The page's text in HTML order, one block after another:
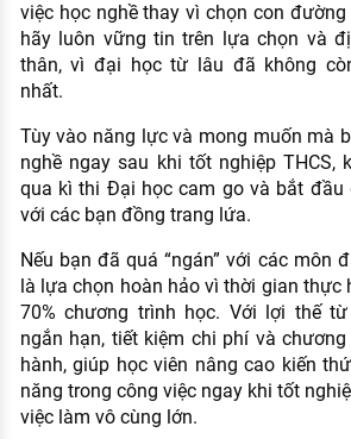
việc học nghề thay vì chọn con
hãy luôn vững tin trên lựa chọn và
thân, vì đại học từ lâu đã không
nhất.
Tùy vào năng lực và mong muốn mà
nghề ngay sau khi tốt nghiệp THCS,
qua kì thi Đại học cam go và bắt đầu
với các bạn đồng trang lứa.
Nếu bạn đã quá “ngán” với các môn
là lựa chọn hoàn hảo vì thời gian thực
70% chương trình học. Với lợi thế
ngắn hạn, tiết kiệm chi phí và
hành, giúp học viên nâng cao kiến
năng trong công việc ngay khi tốt
việc làm vô cùng lớn.